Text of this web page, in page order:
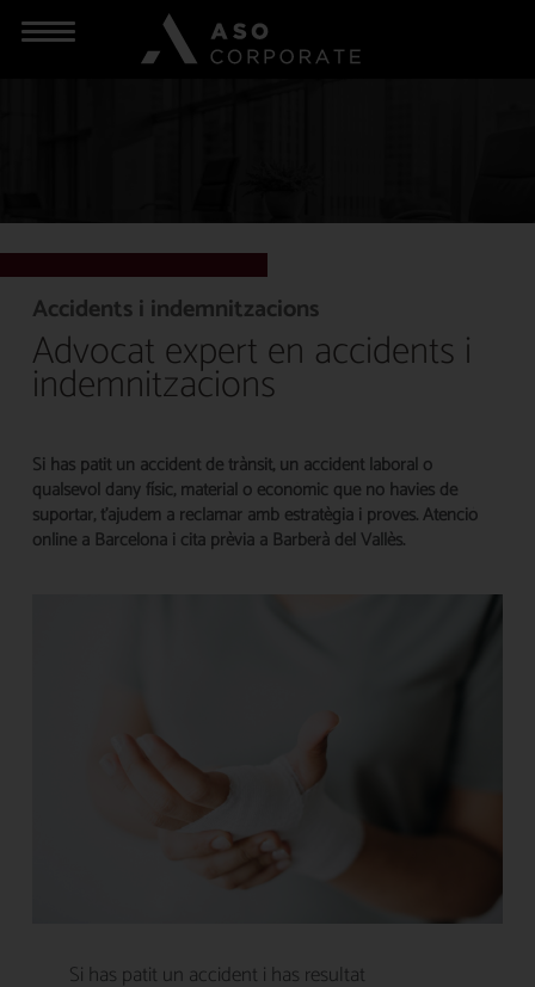
Accidents i indemnitzacions
Advocat expert en accidents i
indemnitzacions
Si has patit un accident de trànsit, un accident laboral o
qualsevol dany físic, material o econòmic que no havies de
suportar, t’ajudem a reclamar amb estratègia i proves. Atenció
online a Barcelona i cita prèvia a Barberà del Vallès.
Si has patit un accident i has resultat